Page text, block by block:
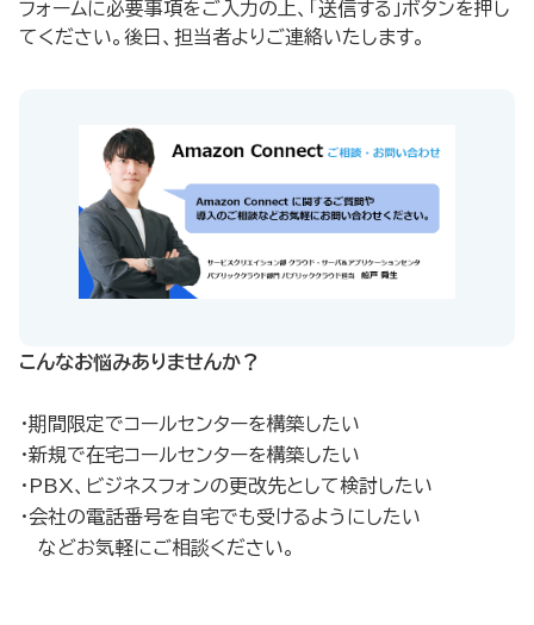
フォームに必要事項をご入力の上、「送信する」ボタンを押し
てください。後日、担当者よりご連絡いたします。
こんなお悩みありませんか？
・期間限定でコールセンターを構築したい
・新規で在宅コールセンターを構築したい
・PBX、ビジネスフォンの更改先として検討したい
・会社の電話番号を自宅でも受けるようにしたい
などお気軽にご相談ください。